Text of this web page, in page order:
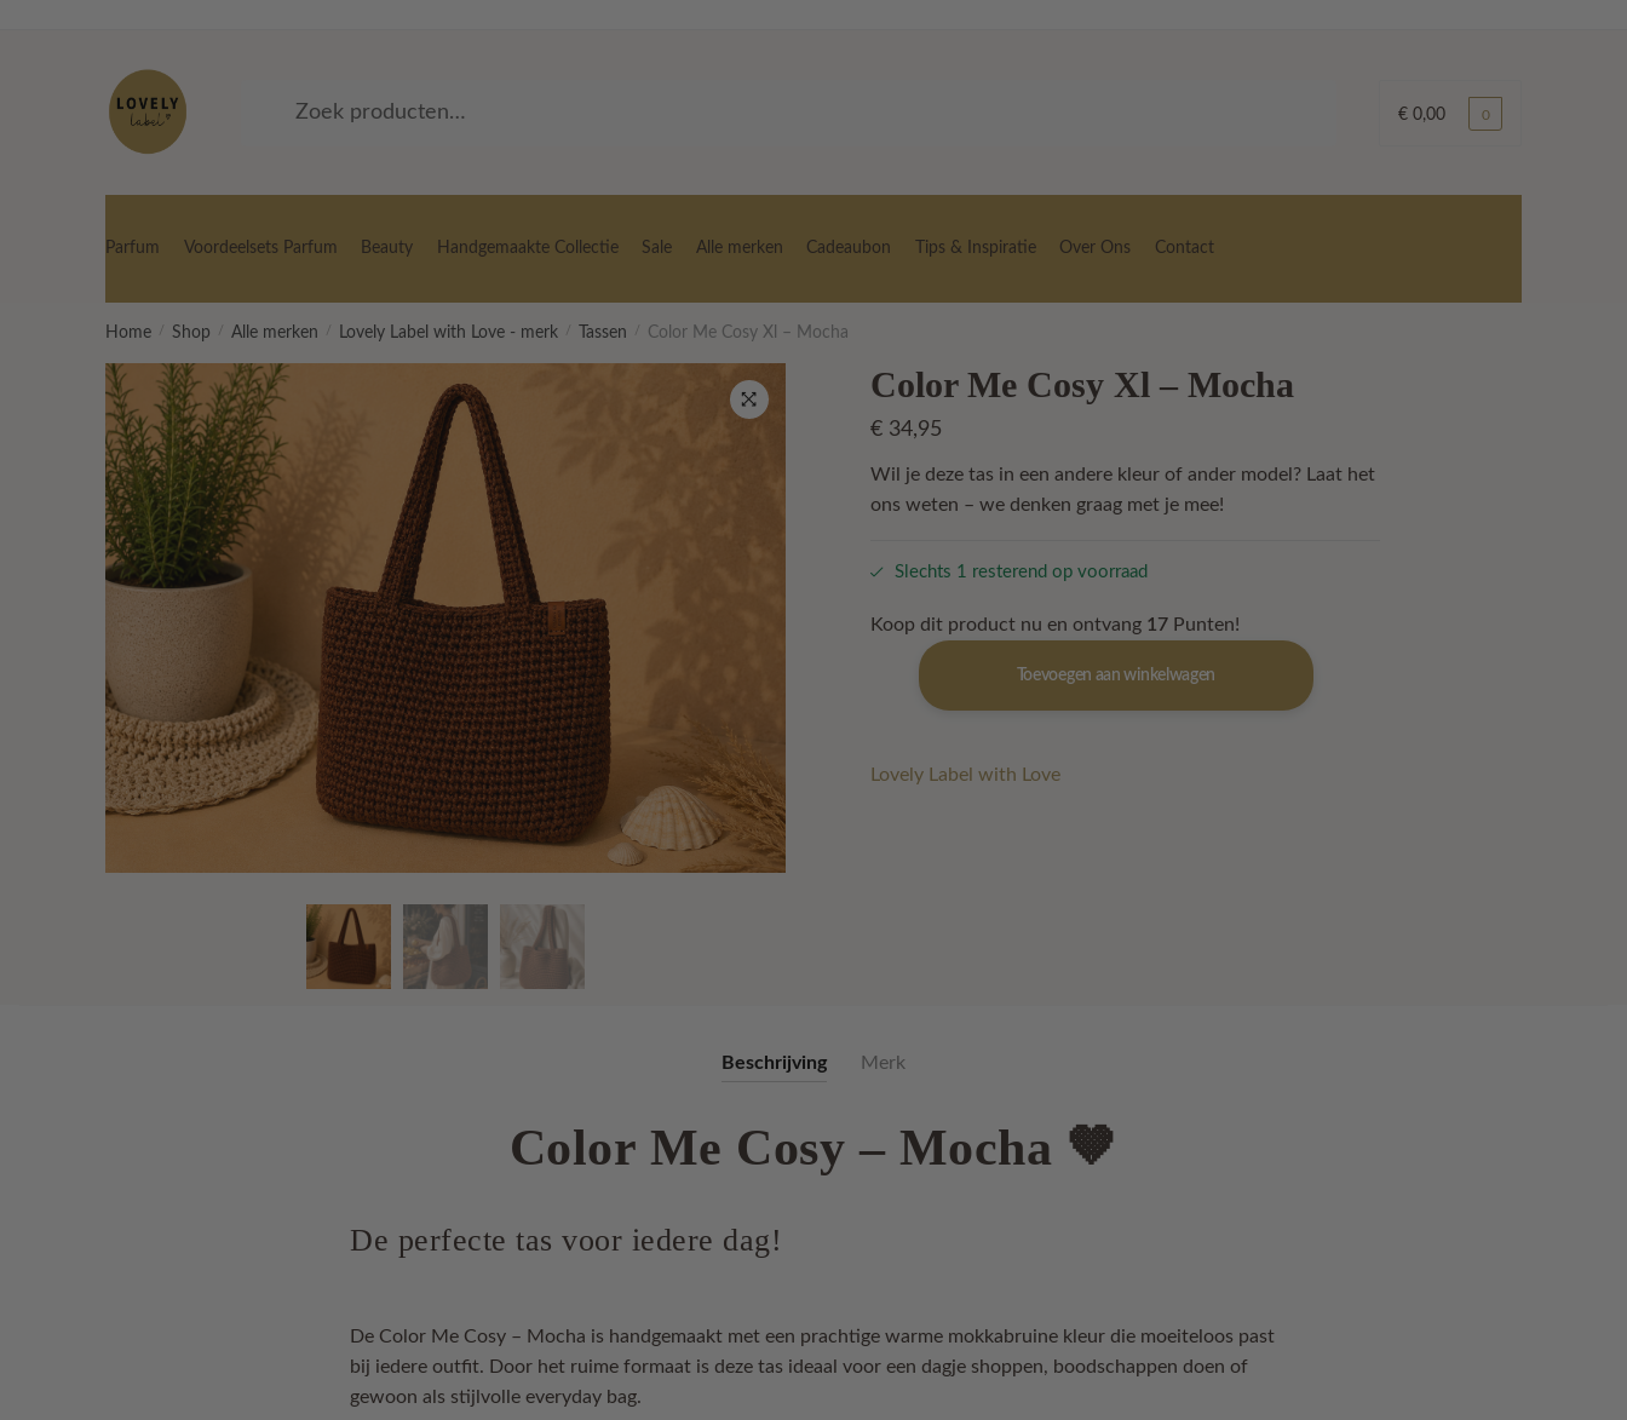
Zoeken €0,00 0
Parfum Voordeelsets Parfum Beauty Handgemaakte Collectie Sale Alle merken Cadeaubon Tips & Inspiratie Over Ons Contact
Home / Shop / Alle merken / Lovely Label with Love - merk / Tassen / Color Me Cosy Xl – Mocha
Color Me Cosy Xl – Mocha
€34,95
Wil je deze tas in een andere kleur of ander model? Laat het
ons weten – we denken graag met je mee!
Slechts 1 resterend op voorraad
Koop dit product nu en ontvang 17Punten!
-
Toevoegen aan winkelwagen
Lovely Label with Love
Beschrijving Merk
Color Me Cosy – Mocha 🤎
De perfecte tas voor iedere dag!
De Color Me Cosy – Mocha is handgemaakt met een prachtige warme mokkabruine kleur die moeiteloos past
bij iedere outfit. Door het ruime formaat is deze tas ideaal voor een dagje shoppen, boodschappen doen of
gewoon als stijlvolle everyday bag.